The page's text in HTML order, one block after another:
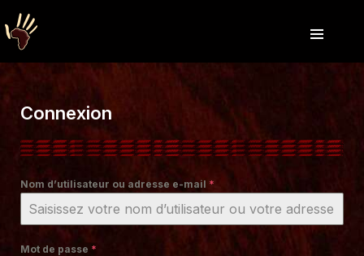
Connexion
Nom d’utilisateur ou adresse e-mail *
Mot de passe *